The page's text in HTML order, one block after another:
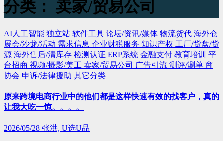
分类： 卖家/贸易公司
AI人工智能 独立站 软件工具 论坛/资讯/媒体 物流货代 海外仓
展会/沙龙/活动 需求信息 企业财税服务 知识产权 工厂/货盘/货
源 海外售后/清库存 检测认证 ERP系统 金融支付 教育培训 平
台招商 视频/摄影/美工 卖家/贸易公司 广告引流 测评/涮单 商
协会 申诉/法律援助 其它分类
原来跨境电商行业中的他们都是这样快速有效的找客户，真的
让我大吃一惊。。。。
2026/05/28 张洪, U选U品